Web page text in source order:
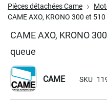
Pièces détachées Came
CAME AXO, KRONO 300 et
CAME AXO, KRONO
queue
CAME SKU